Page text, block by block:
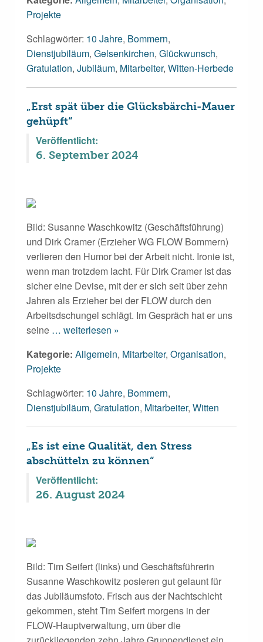
Projekte
Schlagwörter: 10 Jahre, Bommern,
Dienstjubiläum, Gelsenkirchen, Glückwunsch,
Gratulation, Jubiläum, Mitarbeiter, Witten-Herbede
„Erst spät über die Glücksbärchi-Mauer
gehüpft“
Veröffentlicht:
6. September 2024
Bild: Susanne Waschkowitz (Geschäftsführung)
und Dirk Cramer (Erzieher WG FLOW Bommern)
verlieren den Humor bei der Arbeit nicht. Ironie ist,
wenn man trotzdem lacht. Für Dirk Cramer ist das
sicher eine Devise, mit der er sich seit über zehn
Jahren als Erzieher bei der FLOW durch den
Arbeitsdschungel schlägt. Im Gespräch hat er uns
seine … weiterlesen »
Kategorie: Allgemein, Mitarbeiter, Organisation,
Projekte
Schlagwörter: 10 Jahre, Bommern,
Dienstjubiläum, Gratulation, Mitarbeiter, Witten
„Es ist eine Qualität, den Stress
abschütteln zu können“
Veröffentlicht:
26. August 2024
Bild: Tim Seifert (links) und Geschäftsführerin
Susanne Waschkowitz posieren gut gelaunt für
das Jubiläumsfoto. Frisch aus der Nachtschicht
gekommen, steht Tim Seifert morgens in der
FLOW-Hauptverwaltung, um über die